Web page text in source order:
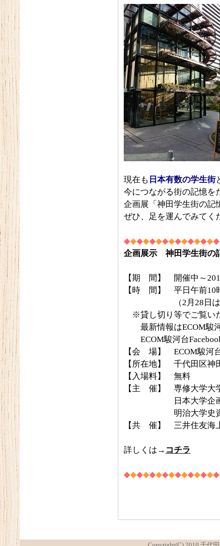
現在も 日本有数の学生街
今につながる街の記憶を
企画展「神田学生街の記
ぜひ、足を運んでみてく
◆◆◆◆◆◆◆◆◆◆◆◆◆◆◆
企画展示 神田学生街の
【期 間】 開催中～
【時 間】 平日午前10
（2月28日は午
※貸し切り等でご覧い
最新情報はECOM駿河
ECOM駿河台
【会 場】 ECOM駿河
【所在地】 千代田区神
【入場料】 無料
【主 催】 専修大学大
日本大学企画広報
明治大学史資料セ
【共 催】 三井住友海
詳しくは→ コチラ
◆◆◆◆◆◆◆◆◆◆◆◆◆◆◆